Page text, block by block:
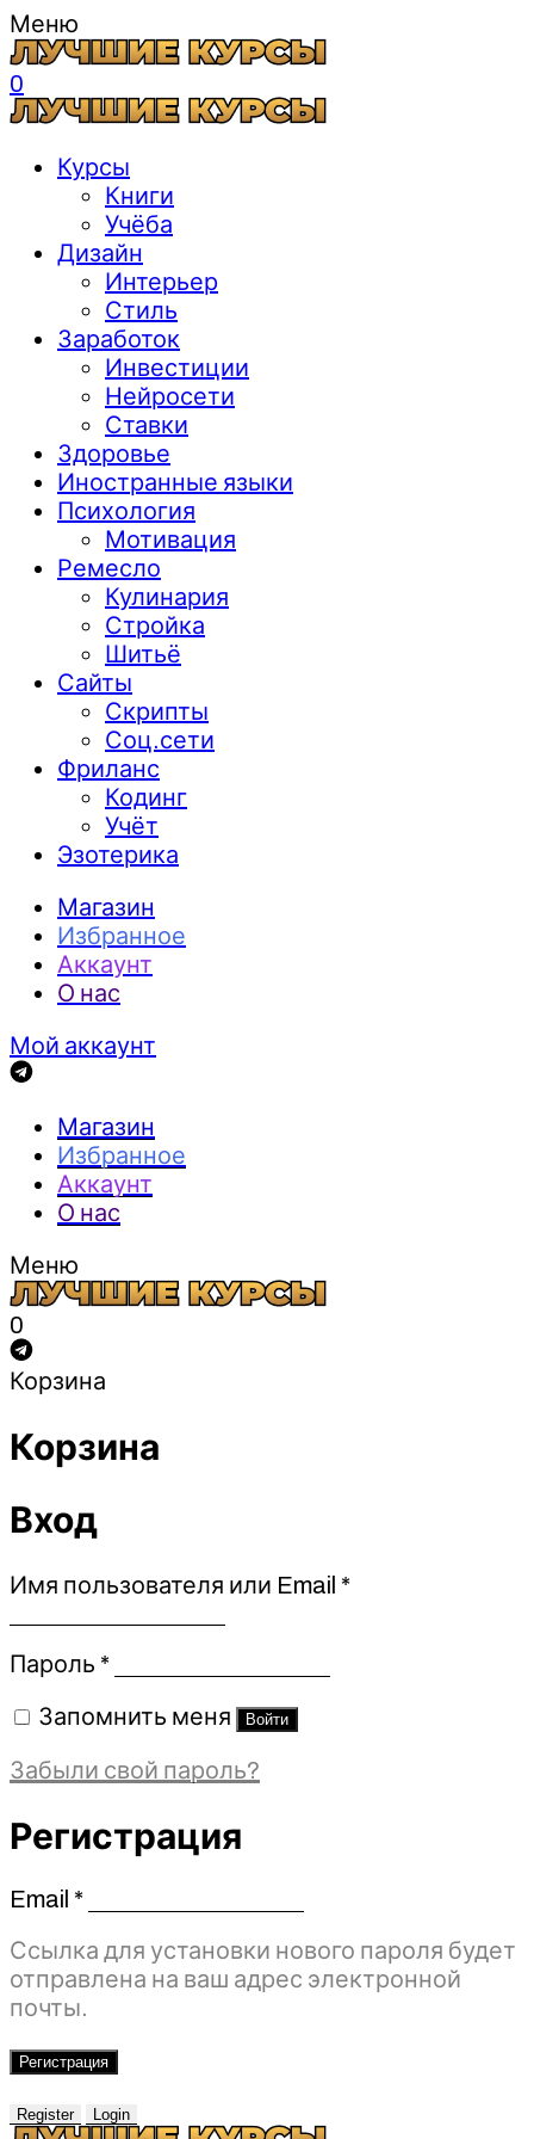
Меню
0
Курсы
Книги
Учёба
Дизайн
Интерьер
Стиль
Заработок
Инвестиции
Нейросети
Ставки
Здоровье
Иностранные языки
Психология
Мотивация
Ремесло
Кулинария
Стройка
Шитьё
Сайты
Скрипты
Соц.сети
Фриланс
Кодинг
Учёт
Эзотерика
Магазин
Избранное
Аккаунт
О нас
Мой аккаунт
Магазин
Избранное
Аккаунт
О нас
Меню
0
Корзина
Корзина
Вход
Имя пользователя или Email *Обязательно
Пароль *Обязательно
Запомнить меня Войти
Забыли свой пароль?
Регистрация
Email *Обязательно
Ссылка для установки нового пароля будет
отправлена ​​на ваш адрес электронной
почты.
Регистрация
Register Login